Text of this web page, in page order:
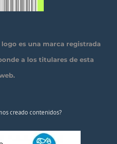
es una marca registrada
a los titulares de esta
creado contenidos?